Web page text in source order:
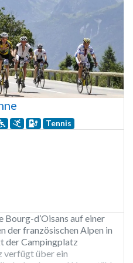
Tennis
Bourg-d’Oisans auf einer
der französischen Alpen in
der Campingplatz
verfügt über ein